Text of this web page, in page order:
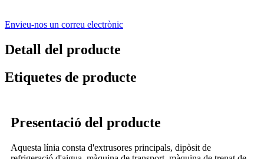
Envieu-nos un correu electrònic
Detall del producte
Etiquetes de producte
Presentació del producte
Aquesta línia consta d'extrusores principals, dipòsit de